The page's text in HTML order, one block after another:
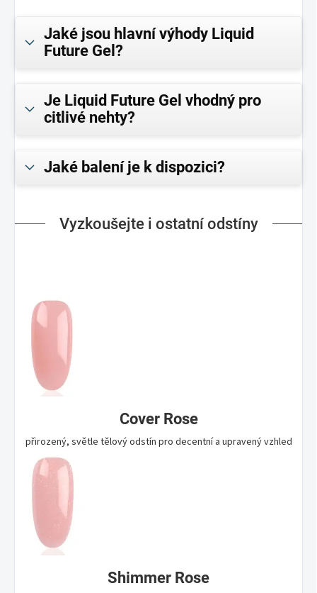
Jaké jsou hlavní výhody Liquid
Future Gel?
Je Liquid Future Gel vhodný pro
citlivé nehty?
Jaké balení je k dispozici?
Vyzkoušejte i ostatní odstíny
Cover Rose
přirozený, světle tělový odstín pro decentní a upravený vzhled
Shimmer Rose